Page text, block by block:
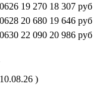
19 270 18 307 руб
20 680 19 646 руб
22 090 20 986 руб
)